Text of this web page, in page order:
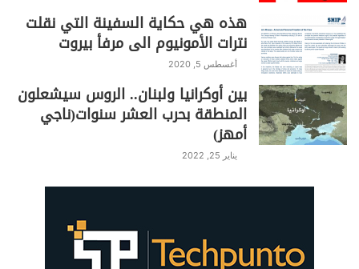
هذه هي حكاية السفينة التي نقلت
نترات الأمونيوم الى مرفأ بيروت
أغسطس 5, 2020
بين أوكرانيا ولبنان.. الروس سيشعلون
المنطقة بحرب العشر سنوات(ناجي
أمهز)
يناير 25, 2022